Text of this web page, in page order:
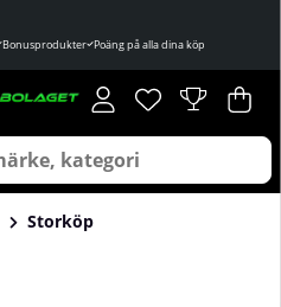
Bonusprodukter Poäng på alla dina köp
Önskelista
Antal i
. .
Storköp